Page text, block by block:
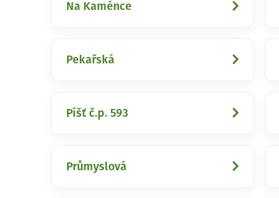
Na Kaménce
Pekařská
Píšť č.p. 593
Průmyslová